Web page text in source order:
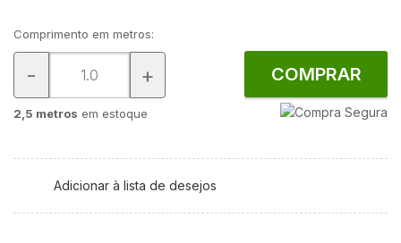
Comprimento em metros:
- +
2,5 metros em estoque
COMPRAR
Adicionar à lista de desejos